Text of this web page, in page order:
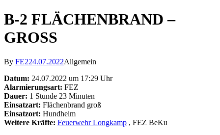
B-2 FLÄCHENBRAND –
GROSS
By FE224.07.2022Allgemein
Datum: 24.07.2022 um 17:29 Uhr
Alarmierungsart: FEZ
Dauer: 1 Stunde 23 Minuten
Einsatzart: Flächenbrand groß
Einsatzort: Hundheim
Weitere Kräfte: Feuerwehr Longkamp , FEZ BeKu